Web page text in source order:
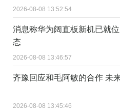
2026-08-08 13:52:54
消息称华为阔直板新机已就
态
2026-08-08 13:46:57
齐豫回应和毛阿敏的合作 未
2026-08-08 13:45:46